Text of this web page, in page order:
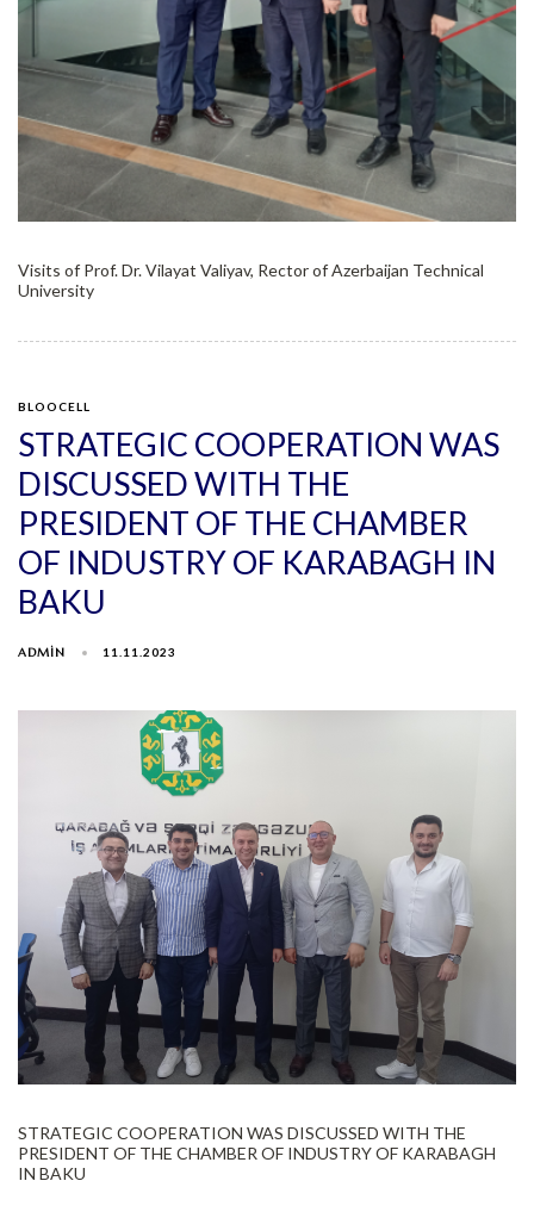
Visits of Prof. Dr. Vilayat Valiyav, Rector of Azerbaijan Technical
University
BLOOCELL
STRATEGIC COOPERATION WAS
DISCUSSED WITH THE
PRESIDENT OF THE CHAMBER
OF INDUSTRY OF KARABAGH IN
BAKU
ADMIN 11.11.2023
STRATEGIC COOPERATION WAS DISCUSSED WITH THE
PRESIDENT OF THE CHAMBER OF INDUSTRY OF KARABAGH
IN BAKU